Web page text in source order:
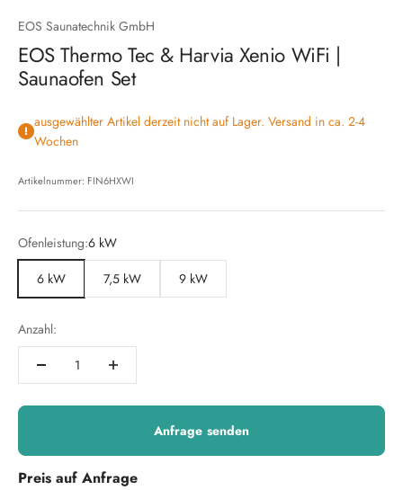
EOS Saunatechnik GmbH
EOS Thermo Tec & Harvia Xenio WiFi |
Saunaofen Set
ausgewählter Artikel derzeit nicht auf Lager. Versand in ca. 2-4
Wochen
Artikelnummer: FIN6HXWI
Ofenleistung:6 kW
6 kW
7,5 kW 9 kW
Anzahl:
Anfrage senden
Preis auf Anfrage